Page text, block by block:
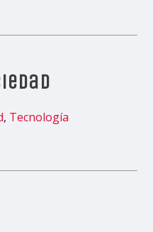
, Tecnología